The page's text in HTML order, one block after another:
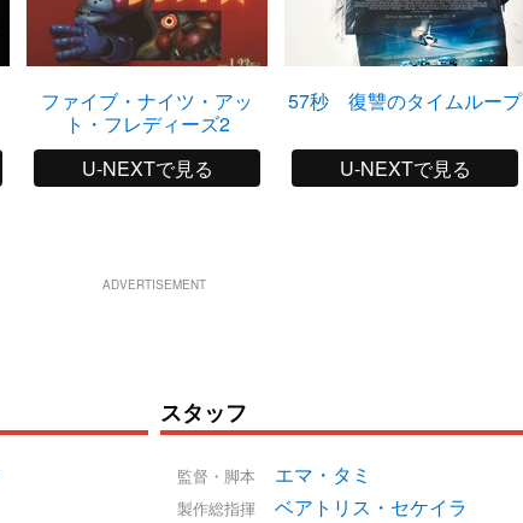
ファイブ・ナイツ・アッ
ト・フレディーズ2
U-NEXTで見る
57秒 復讐のタイムループ
U-NEXTで見る
ADVERTISEMENT
スタッフ
監督・脚本 エマ・タミ
製作総指揮
ベアトリス・セケイラ